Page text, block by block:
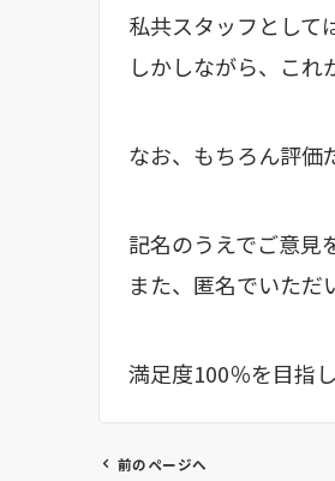
私共スタッフとして
しかしながら、こ
なお、もちろん評価
記名のうえでご意見
また、匿名でいただ
満足度100％を目指
前のページへ